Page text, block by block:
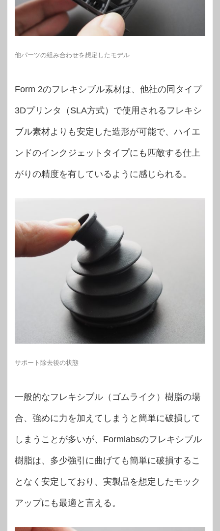
他パーツの組み合わせを想定したモデル
Form 2のフレキシブル素材は、他社の同タイプ
3Dプリンタ（SLA方式）で使用されるフレキシ
ブル素材よりも安定した造形が可能で、ハイエ
ンドのインクジェットタイプにも匹敵する仕上
がりの精度を有しているように感じられる。
サポート除去後の状態
一般的なフレキシブル（ゴムライク）樹脂の場
合、強めに力を加えてしまうと簡単に破損して
しまうことが多いが、Formlabsのフレキシブル
樹脂は、多少強引に曲げても簡単に破損するこ
となく安定しており、実製品を想定したモック
アップにも最適と言える。